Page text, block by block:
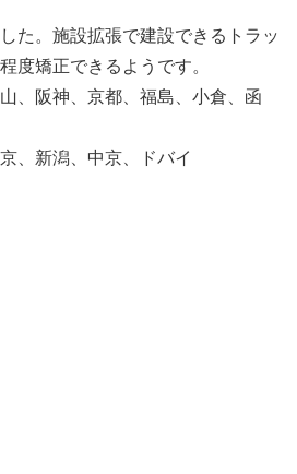
た。施設拡張で建設できるトラッ
度矯正できるようです。
、阪神、京都、福島、小倉、函
、新潟、中京、ドバイ